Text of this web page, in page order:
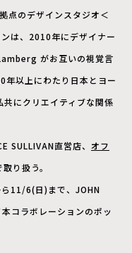
点のデザインスタジオ＜
は、 2010年にデザイナー
がお互いの視覚言
年以上にわたり日本とヨー
共にクリエイティブな関係
SULLIVAN直営店、 オフ
取り扱う。
11/6(日)まで、 JOHN
コラボレーションのポッ